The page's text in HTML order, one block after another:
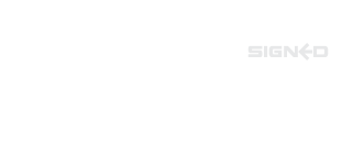
(chamada para a rede fixa nacional)